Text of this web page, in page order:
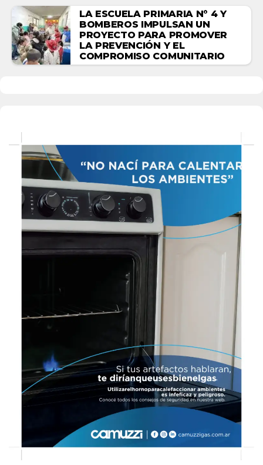
LA ESCUELA PRIMARIA N° 4 Y
BOMBEROS IMPULSAN UN
PROYECTO PARA PROMOVER
LA PREVENCIÓN Y EL
COMPROMISO COMUNITARIO